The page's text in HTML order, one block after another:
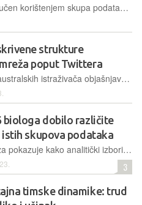
Centaur je obučen korištenjem skupa podataka Psych-101 koji uključuje više od deset milijuna pojedinačnih odluka iz 160 bihevioralnih eksperimenata
strukture
poput Twittera
Novo otkriće australskih istraživača objašnjava kako se sadržaj društvenih mreža pojavljuje u našim 'feedovima'
biologa dobilo različite
skupova podataka
Šarenilo nalaza pokazuje kako analitički izbori pokreću različite zaključke
3
timske dinamike: trud